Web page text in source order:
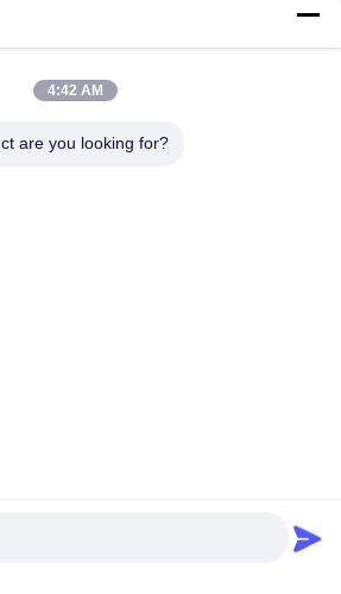
4:42 AM
are you looking for?